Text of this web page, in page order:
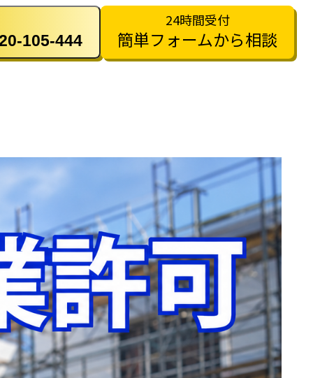
105-444
24時間受付
簡単フォームから相談